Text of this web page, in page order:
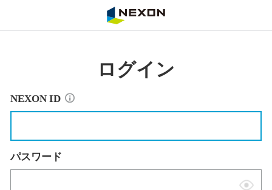
ログイン
NEXON ID
パスワード